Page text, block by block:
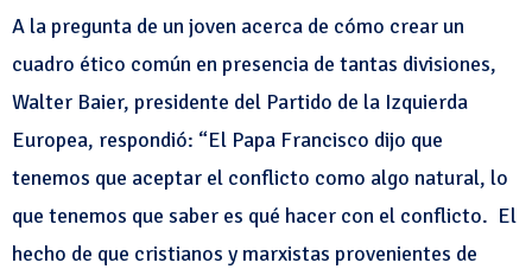
A la pregunta de un joven acerca de cómo crear un
cuadro ético común en presencia de tantas divisiones,
Walter Baier, presidente del Partido de la Izquierda
Europea, respondió: “El Papa Francisco dijo que
tenemos que aceptar el conflicto como algo natural, lo
que tenemos que saber es qué hacer con el conflicto. El
hecho de que cristianos y marxistas provenientes de